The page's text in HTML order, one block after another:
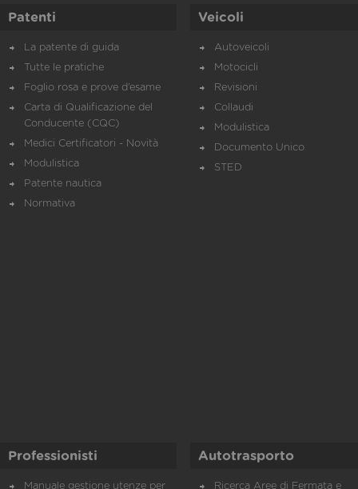
Patenti
La patente di guida
Tutte le pratiche
Foglio rosa e prove d’esame
Carta di Qualificazione del
Conducente (CQC)
Medici Certificatori - Novità
Modulistica
Patente nautica
Normativa
Veicoli
Autoveicoli
Motocicli
Revisioni
Collaudi
Modulistica
Documento Unico
STED
Professionisti
Manuale gestione utenze per
Autotrasporto
Ricerca Aree di Fermata e